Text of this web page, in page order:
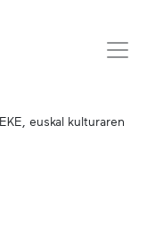
EKE, euskal kulturaren